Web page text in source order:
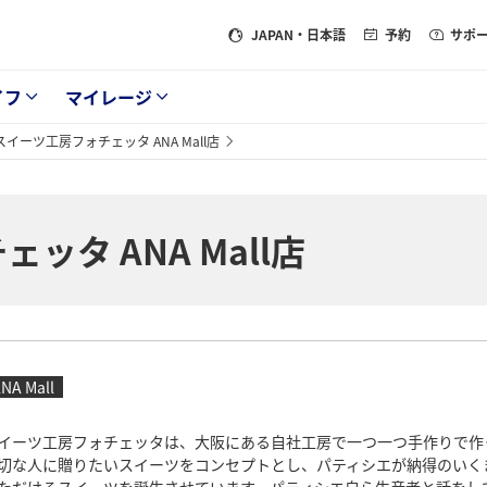
JAPAN ・日本語 予約 サポ
マイレージ
イーツ工房フォチェッタ ANA Mall店
ッタ ANA Mall店
Mall
ーツ工房フォチェッタは、大阪にある自社工房で一つ一つ手作りで
な人に贈りたいスイーツをコンセプトとし、パティシエが納得のい